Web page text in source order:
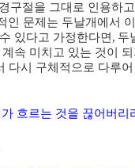
구절을 그대로 인용하
인 문제는 두날개에서
있다고 가정한다면 , 두
속 미치고 있는 것이
다시 구체적으로 다루
흐르는 것을 끊어버리